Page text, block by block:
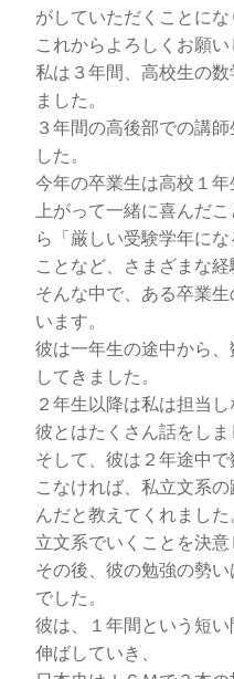
がしていただくことにな
これからよろしくお願い
私は３年間、高校生の
ました。
３年間の高後部での講
した。
今年の卒業生は高校１
上がって一緒に喜んだ
ら「厳しい受験学年に
ことなど、さまざまな経
そんな中で、ある卒業
います。
彼は一年生の途中から
してきました。
２年生以降は私は担当
彼とはたくさん話をしま
そして、彼は２年途中
こなければ、私立文系
んだと教えてくれまし
立文系でいくことを決意
その後、彼の勉強の勢い
でした。
彼は、１年間という短
伸ばしていき、